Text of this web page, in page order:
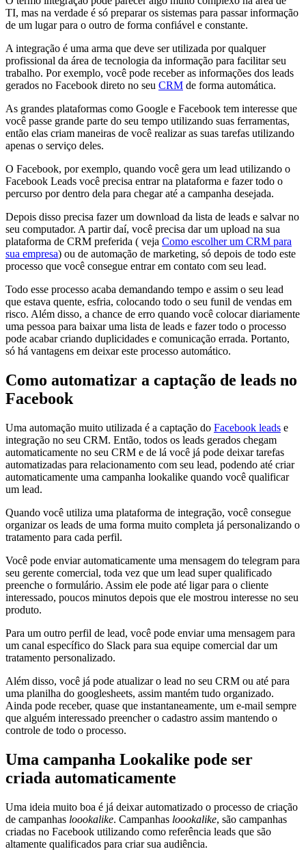
TI, mas na verdade é só preparar os sistemas para passar informação
de um lugar para o outro de forma confiável e constante.
A integração é uma arma que deve ser utilizada por qualquer
profissional da área de tecnologia da informação para facilitar seu
trabalho. Por exemplo, você pode receber as informações dos leads
gerados no Facebook direto no seu CRM de forma automática.
As grandes plataformas como Google e Facebook tem interesse que
você passe grande parte do seu tempo utilizando suas ferramentas,
então elas criam maneiras de você realizar as suas tarefas utilizando
apenas o serviço deles.
O Facebook, por exemplo, quando você gera um lead utilizando o
Facebook Leads você precisa entrar na plataforma e fazer todo o
percurso por dentro dela para chegar até a campanha desejada.
Depois disso precisa fazer um download da lista de leads e salvar no
seu computador. A partir daí, você precisa dar um upload na sua
plataforma de CRM preferida ( veja Como escolher um CRM para
sua empresa) ou de automação de marketing, só depois de todo este
processo que você consegue entrar em contato com seu lead.
Todo esse processo acaba demandando tempo e assim o seu lead
que estava quente, esfria, colocando todo o seu funil de vendas em
risco. Além disso, a chance de erro quando você colocar diariamente
uma pessoa para baixar uma lista de leads e fazer todo o processo
pode acabar criando duplicidades e comunicação errada. Portanto,
só há vantagens em deixar este processo automático.
Como automatizar a captação de leads no
Facebook
Uma automação muito utilizada é a captação do Facebook leads e
integração no seu CRM. Então, todos os leads gerados chegam
automaticamente no seu CRM e de lá você já pode deixar tarefas
automatizadas para relacionamento com seu lead, podendo até criar
automaticamente uma campanha lookalike quando você qualificar
um lead.
Quando você utiliza uma plataforma de integração, você consegue
organizar os leads de uma forma muito completa já personalizando o
tratamento para cada perfil.
Você pode enviar automaticamente uma mensagem do telegram para
seu gerente comercial, toda vez que um lead super qualificado
preenche o formulário. Assim ele pode até ligar para o cliente
interessado, poucos minutos depois que ele mostrou interesse no seu
produto.
Para um outro perfil de lead, você pode enviar uma mensagem para
um canal específico do Slack para sua equipe comercial dar um
tratamento personalizado.
Além disso, você já pode atualizar o lead no seu CRM ou até para
uma planilha do googlesheets, assim mantém tudo organizado.
Ainda pode receber, quase que instantaneamente, um e-mail sempre
que alguém interessado preencher o cadastro assim mantendo o
controle de todo o processo.
Uma campanha Lookalike pode ser
criada automaticamente
Uma ideia muito boa é já deixar automatizado o processo de criação
de campanhas loookalike. Campanhas loookalike, são campanhas
criadas no Facebook utilizando como referência leads que são
altamente qualificados para criar sua audiência.